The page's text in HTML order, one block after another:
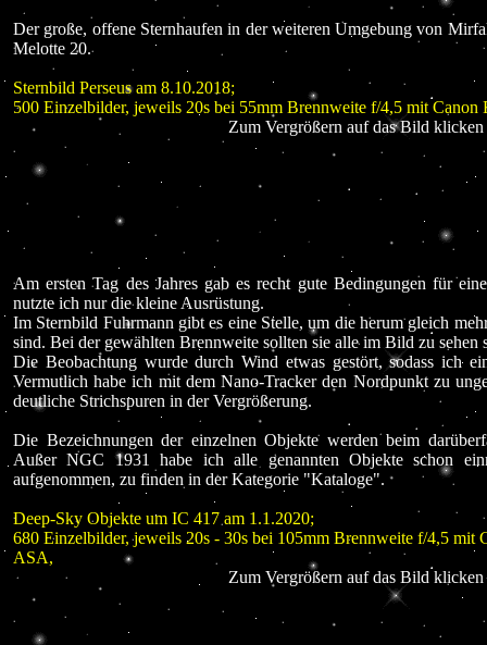
Der große, offene Sternhaufen in der weiteren Umgebung von
Melotte 20.
Sternbild Perseus am 8.10.2018;
500 Einzelbilder, jeweils 20s bei 55mm Brennweite f/4,5 mit
Zum Vergrößern auf das Bild
Am ersten Tag des Jahres gab es recht gute Bedingungen für
nutzte ich nur die kleine Ausrüstung.
Im Sternbild Fuhrmann gibt es eine Stelle, um die herum gleich
sind. Bei der gewählten Brennweite sollten sie alle im Bild zu sehen
Die Beobachtung wurde durch Wind etwas gestört, sodass ich
Vermutlich habe ich mit dem Nano-Tracker den Nordpunkt zu
deutliche Strichspuren in der Vergrößerung.
Die Bezeichnungen der einzelnen Objekte werden beim
Außer NGC 1931 habe ich alle genannten Objekte schon
aufgenommen, zu finden in der Kategorie "Kataloge".
Deep-Sky Objekte um IC 417 am 1.1.2020;
680 Einzelbilder, jeweils 20s - 30s bei 105mm Brennweite f/4,5 mit
ASA,
Zum Vergrößern auf das Bild